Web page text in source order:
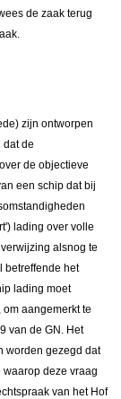
de zaak terug
zijn ontworpen
dat de
de objectieve
een schip dat bij
lading over volle
alsnog te
betreffende het
lading moet
aangemerkt te
van de GN. Het
worden gezegd dat
deze vraag
van het Hof